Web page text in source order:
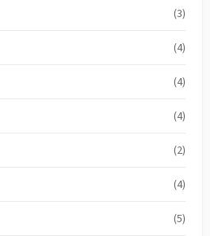
(3)
(4)
(4)
(4)
(2)
(4)
(5)